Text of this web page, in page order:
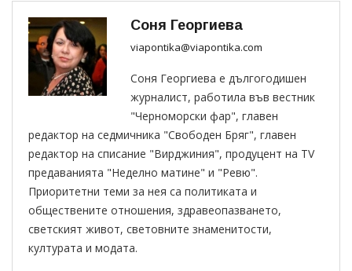
Соня Георгиева
viapontika@viapontika.com
Соня Георгиева е дългогодишен
журналист, работила във вестник
"Черноморски фар", главен
редактор на седмичника "Свободен Бряг", главен
редактор на списание "Вирджиния", продуцент на TV
предаванията "Неделно матине" и "Ревю".
Приоритетни теми за нея са политиката и
обществените отношения, здравеопазването,
светският живот, световните знаменитости,
културата и модата.